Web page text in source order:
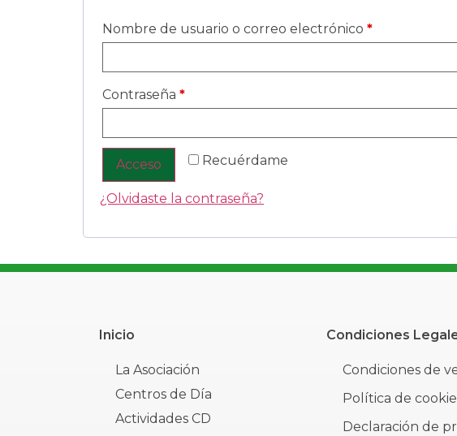
Nombre de usuario o correo electrónico *
Contraseña *
Recuérdame
Acceso
¿Olvidaste la contraseña?
Inicio
La Asociación
Centros de Día
Actividades CD
Condiciones
Condiciones de
Política de
Declaración de